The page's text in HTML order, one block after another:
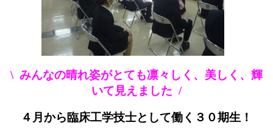
\ みんなの晴れ姿がとても凛々しく、美しく、輝
いて見えました /
４月から臨床工学技士として働く３０期生！